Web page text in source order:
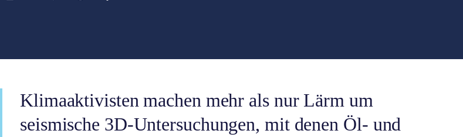
Klimaaktivisten machen mehr als nur Lärm um
seismische 3D-Untersuchungen, mit denen Öl- und